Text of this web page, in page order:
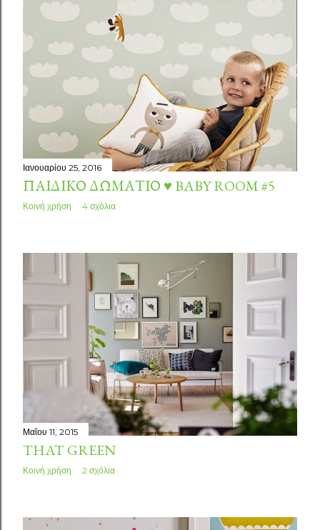
ε
ς
Ιανουαρίου 25, 2016
ΠΑΙΔΙΚΌ ΔΩΜΆΤΙΟ ♥ BABY ROOM #5
Κοινή χρήση 4 σχόλια
Μαΐου 11, 2015
THAT GREEN
Κοινή χρήση 2 σχόλια